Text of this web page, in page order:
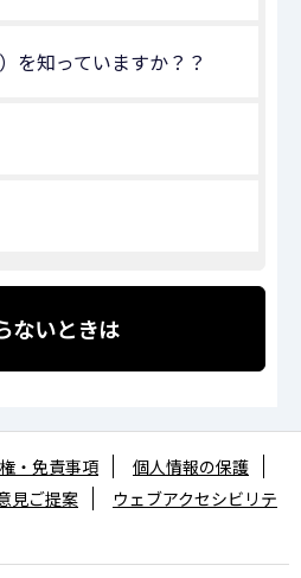
を知っていますか？？
ないときは
・免責事項
個人情報の保護
見ご提案
ウェブアクセシビリテ